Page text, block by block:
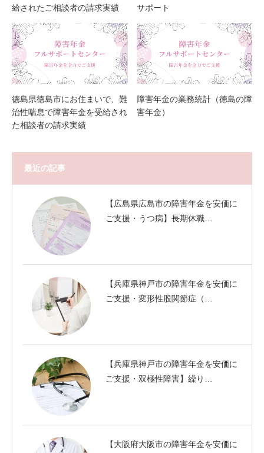
給されたご相談者の請求実績
サポート
徳島県徳島市にお住まいで、難
治性喘息で障害年金を受給され
た相談者の請求実績
障害年金の業務統計（徳島の障
害年金）
最近の記事
【広島県広島市の障害年金を安価に
ご支援・うつ病】長期休職…
【兵庫県神戸市の障害年金を安価に
ご支援・変形性股関節症（…
【兵庫県神戸市の障害年金を安価に
ご支援・双極性障害】繰り…
【大阪府大阪市の障害年金を安価に